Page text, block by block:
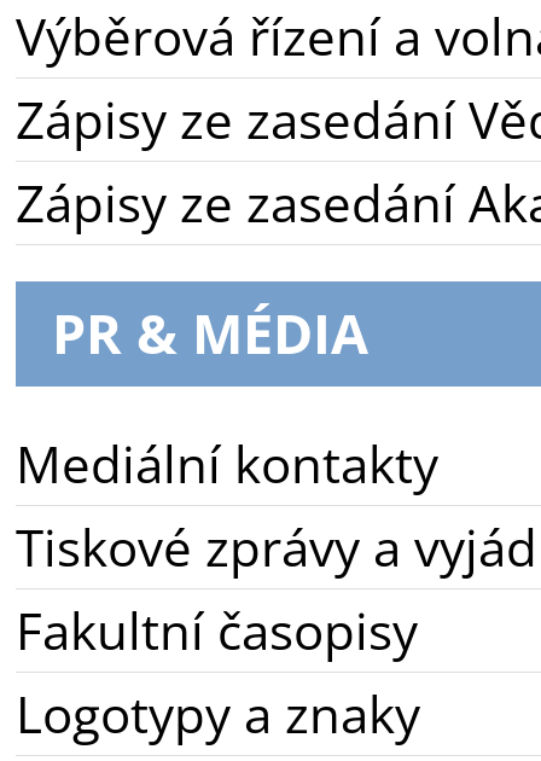
Výběrová řízení a
Zápisy ze zasedání
Zápisy ze zasedání
PR & MÉDIA
Mediální kontakty
Tiskové zprávy a
Fakultní časopisy
Logotypy a znaky